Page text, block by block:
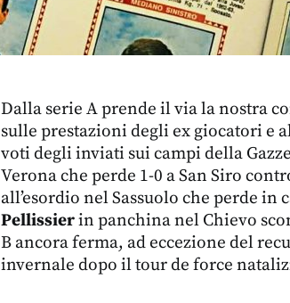
Dalla serie A prende il via la nostra
sulle prestazioni degli ex giocatori e
voti degli inviati sui campi della
Verona che perde 1-0 a San Siro
all’esordio nel Sassuolo che perde in
Pellissierin panchina nel Chievo
B ancora ferma, ad eccezione del
invernale dopo il tour de force